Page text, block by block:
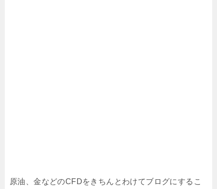
原油、金などのCFDをきちんとわけてブログにするこ